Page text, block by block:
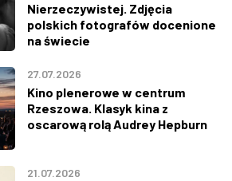
Nierzeczywistej. Zdjęcia
polskich fotografów docenione
na świecie
27.07.2026
Kino plenerowe w centrum
Rzeszowa. Klasyk kina z
oscarową rolą Audrey Hepburn
21.07.2026